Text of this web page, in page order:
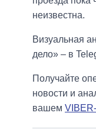
неизвестна.
Визуальная
дело» – в
Получайте
новости и
вашем